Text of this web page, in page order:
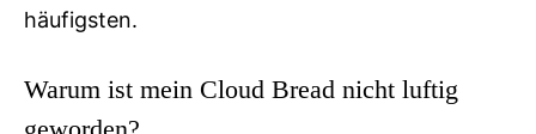
häufigsten.
Warum ist mein Cloud Bread nicht luftig